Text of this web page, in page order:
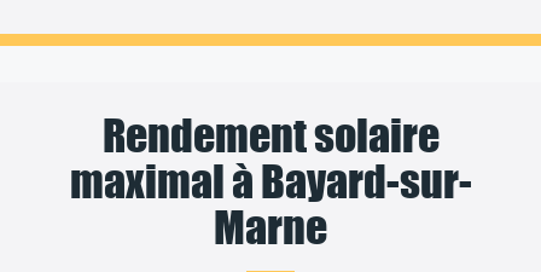
Rendement solaire
maximal à Bayard-sur-
Marne